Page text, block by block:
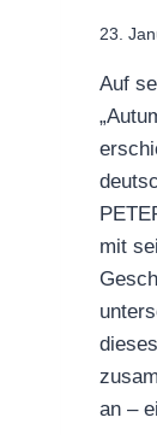
23.
Auf
mit
an –